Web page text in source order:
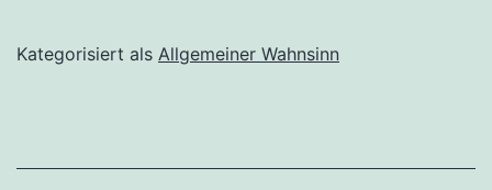
Kategorisiert als Allgemeiner Wahnsinn